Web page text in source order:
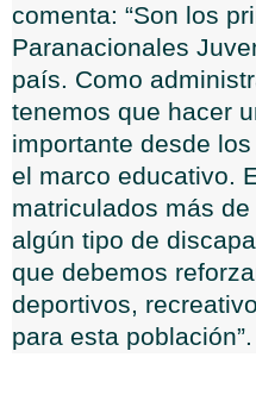
comenta: “Son los
Paranacionales
país. Como
tenemos que hacer
importante desde
el marco educativo.
matriculados más
algún tipo de
que debemos
deportivos,
para esta población”.